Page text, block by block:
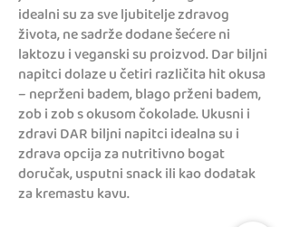
idealni su za sve ljubitelje zdravog
života, ne sadrže dodane šećere ni
laktozu i veganski su proizvod. Dar biljni
napitci dolaze u četiri različita hit okusa
– neprženi badem, blago prženi badem,
zob i zob s okusom čokolade. Ukusni i
zdravi DAR biljni napitci idealna su i
zdrava opcija za nutritivno bogat
doručak, usputni snack ili kao dodatak
za kremastu kavu.